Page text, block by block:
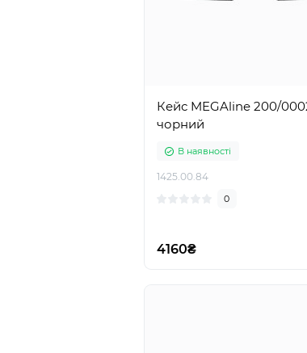
Кейс MEGAline 200/
чорний
В наявності
1425.00.84
0
4160₴